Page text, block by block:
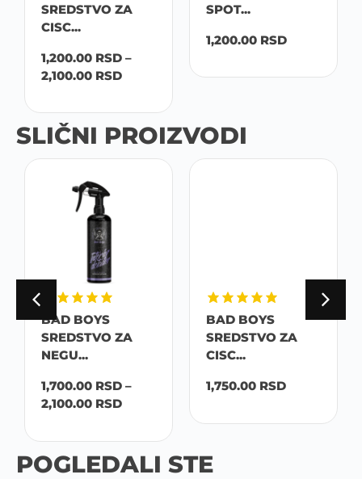
SREDSTVO ZA
CISC...
1,200.00 RSD –
2,100.00 RSD
SPOT...
1,200.00 RSD
SLIČNI PROIZVODI
BAD BOYS
SREDSTVO ZA
NEGU...
1,700.00 RSD –
2,100.00 RSD
BAD BOYS
SREDSTVO ZA
CISC...
1,750.00 RSD
POGLEDALI STE